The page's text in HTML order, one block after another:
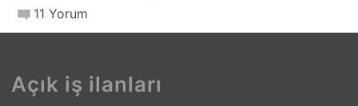
11 Yorum
Açık iş ilanları